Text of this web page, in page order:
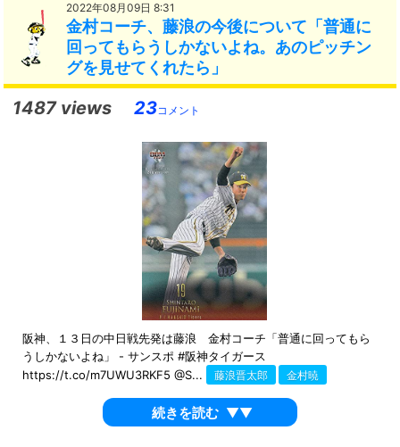
2022年08月09日 8:31
金村コーチ、藤浪の今後について「普通に
回ってもらうしかないよね。あのピッチン
グを見せてくれたら」
1487 views 23コメント
阪神、１３日の中日戦先発は藤浪 金村コーチ「普通に回ってもら
うしかないよね」 - サンスポ #阪神タイガース
https://t.co/m7UWU3RKF5 @S...
藤浪晋太郎 金村暁
続きを読む ▼▼